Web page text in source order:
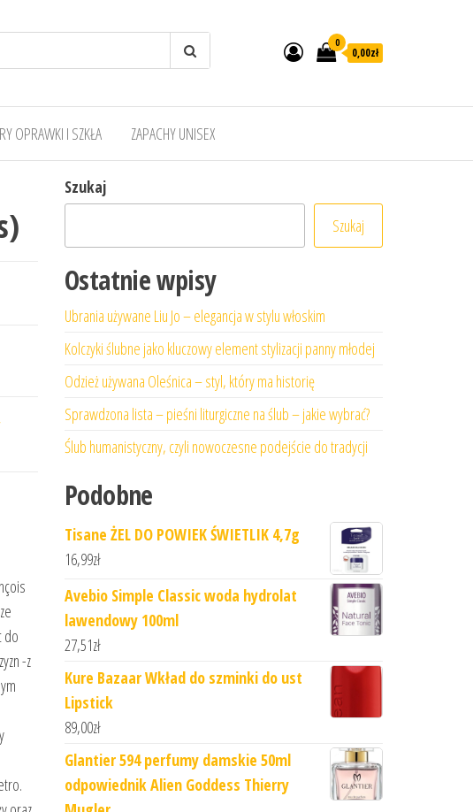
0
0,00zł
OPRAWKI I SZKŁA ZAPACHY UNISEX
do
-z
Szukaj
Szukaj
Ostatnie wpisy
Ubrania używane Liu Jo – elegancja w stylu włoskim
Kolczyki ślubne jako kluczowy element stylizacji panny młodej
Odzież używana Oleśnica – styl, który ma historię
Sprawdzona lista – pieśni liturgiczne na ślub – jakie wybrać?
Ślub humanistyczny, czyli nowoczesne podejście do tradycji
Podobne
Tisane ŻEL DO POWIEK ŚWIETLIK 4,7g
16,99zł
Avebio Simple Classic woda hydrolat
lawendowy 100ml
27,51zł
Kure Bazaar Wkład do szminki do ust
Lipstick
89,00zł
Glantier 594 perfumy damskie 50ml
odpowiednik Alien Goddess Thierry